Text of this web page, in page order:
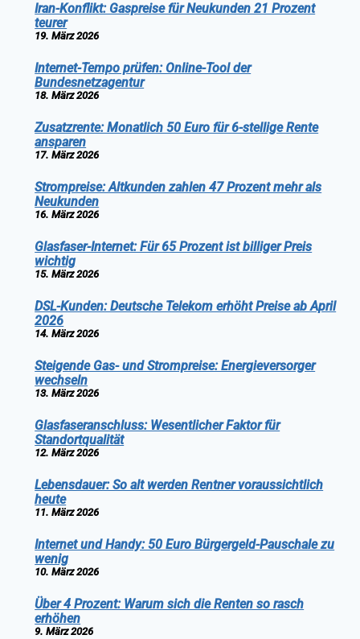
Iran-Konflikt: Gaspreise für Neukunden 21 Prozent
teurer
19. März 2026
Internet-Tempo prüfen: Online-Tool der
Bundesnetzagentur
18. März 2026
Zusatzrente: Monatlich 50 Euro für 6-stellige Rente
ansparen
17. März 2026
Strompreise: Altkunden zahlen 47 Prozent mehr als
Neukunden
16. März 2026
Glasfaser-Internet: Für 65 Prozent ist billiger Preis
wichtig
15. März 2026
DSL-Kunden: Deutsche Telekom erhöht Preise ab April
2026
14. März 2026
Steigende Gas- und Strompreise: Energieversorger
wechseln
13. März 2026
Glasfaseranschluss: Wesentlicher Faktor für
Standortqualität
12. März 2026
Lebensdauer: So alt werden Rentner voraussichtlich
heute
11. März 2026
Internet und Handy: 50 Euro Bürgergeld-Pauschale zu
wenig
10. März 2026
Über 4 Prozent: Warum sich die Renten so rasch
erhöhen
9. März 2026